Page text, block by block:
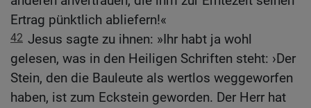
Ertrag pünktlich abliefern!«
42 Jesus sagte zu ihnen: »Ihr habt ja wohl
gelesen, was in den Heiligen Schriften steht: ›Der
Stein, den die Bauleute als wertlos weggeworfen
haben, ist zum Eckstein geworden. Der Herr hat